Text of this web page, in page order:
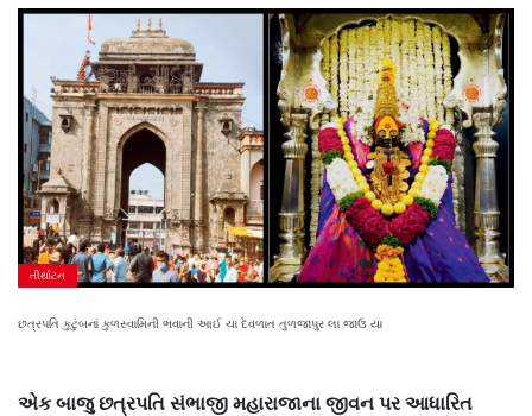
તીર્થાટન
છત્રપતિ કુટુંબનાં કુળસ્વામિની ભવાની આઈ ચા દેવળાત તુળજાપુર લા જાઉ યા
એક બાજુ છત્રપતિ સંભાજી મહારાજાના જીવન પર આધારિત